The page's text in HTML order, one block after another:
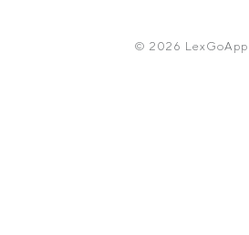
© 2026 LexGoApp